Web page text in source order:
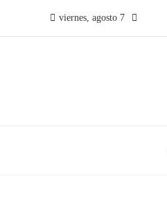
viernes, agosto 7